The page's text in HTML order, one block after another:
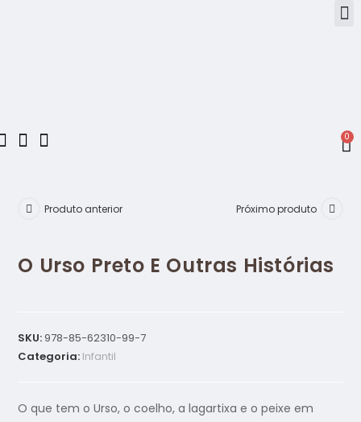
0
Produto anterior Próximo produto
O Urso Preto E Outras Histórias
SKU: 978-85-62310-99-7
Categoria: Infantil
O que tem o Urso, o coelho, a lagartixa e o peixe em